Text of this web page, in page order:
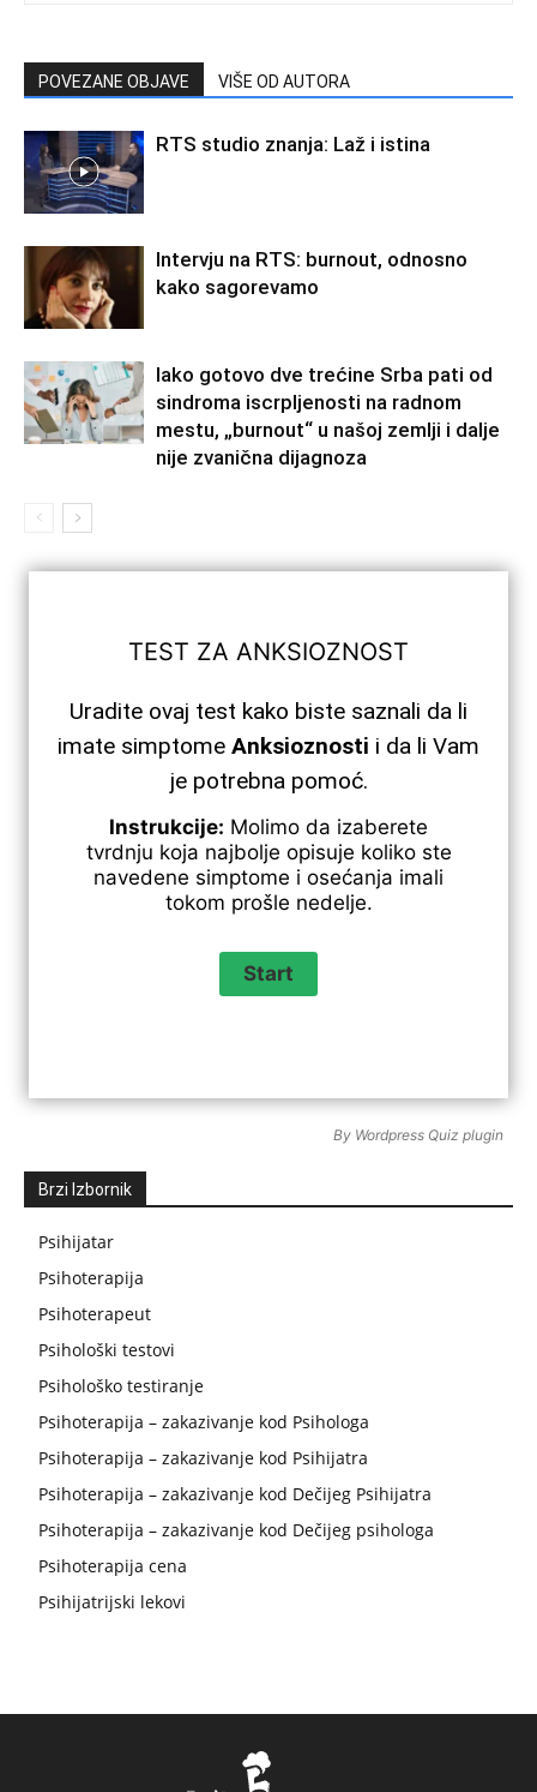
POVEZANE OBJAVE VIŠE OD AUTORA
RTS studio znanja: Laž i istina
Intervju na RTS: burnout, odnosno
kako sagorevamo
Iako gotovo dve trećine Srba pati od
sindroma iscrpljenosti na radnom
mestu, „burnout“ u našoj zemlji i dalje
nije zvanična dijagnoza
TEST ZA ANKSIOZNOST
Uradite ovaj test kako biste saznali da li
imate simptome Anksioznosti i da li Vam
je potrebna pomoć.
Instrukcije: Molimo da izaberete
tvrdnju koja najbolje opisuje koliko ste
navedene simptome i osećanja imali
tokom prošle nedelje.
By Wordpress Quiz plugin
Brzi Izbornik
Psihijatar
Psihoterapija
Psihoterapeut
Psihološki testovi
Psihološko testiranje
Psihoterapija – zakazivanje kod Psihologa
Psihoterapija – zakazivanje kod Psihijatra
Psihoterapija – zakazivanje kod Dečijeg Psihijatra
Psihoterapija – zakazivanje kod Dečijeg psihologa
Psihoterapija cena
Psihijatrijski lekovi